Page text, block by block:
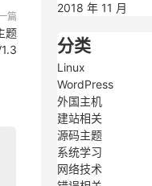
篇
题
2018 年 11 月
分类
Linux
WordPress
外国主机
建站相关
源码主题
系统学习
网络技术